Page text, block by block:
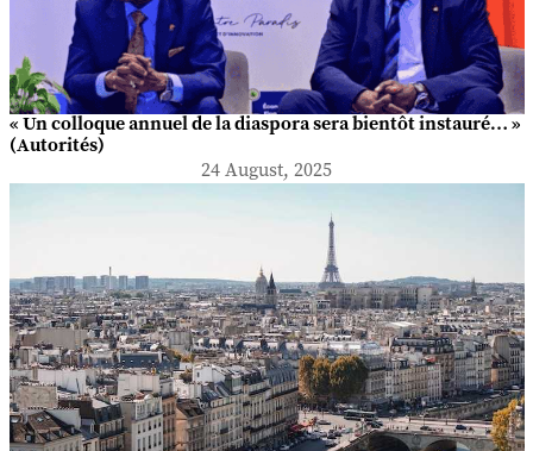
« Un colloque annuel de la diaspora sera bientôt instauré… »
(Autorités)
24 August, 2025